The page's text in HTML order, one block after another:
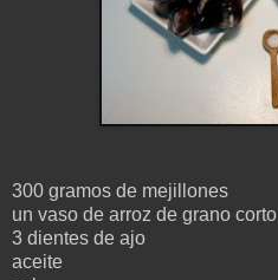
300 gramos de mejillones
un vaso de arroz de grano corto
3 dientes de ajo
aceite